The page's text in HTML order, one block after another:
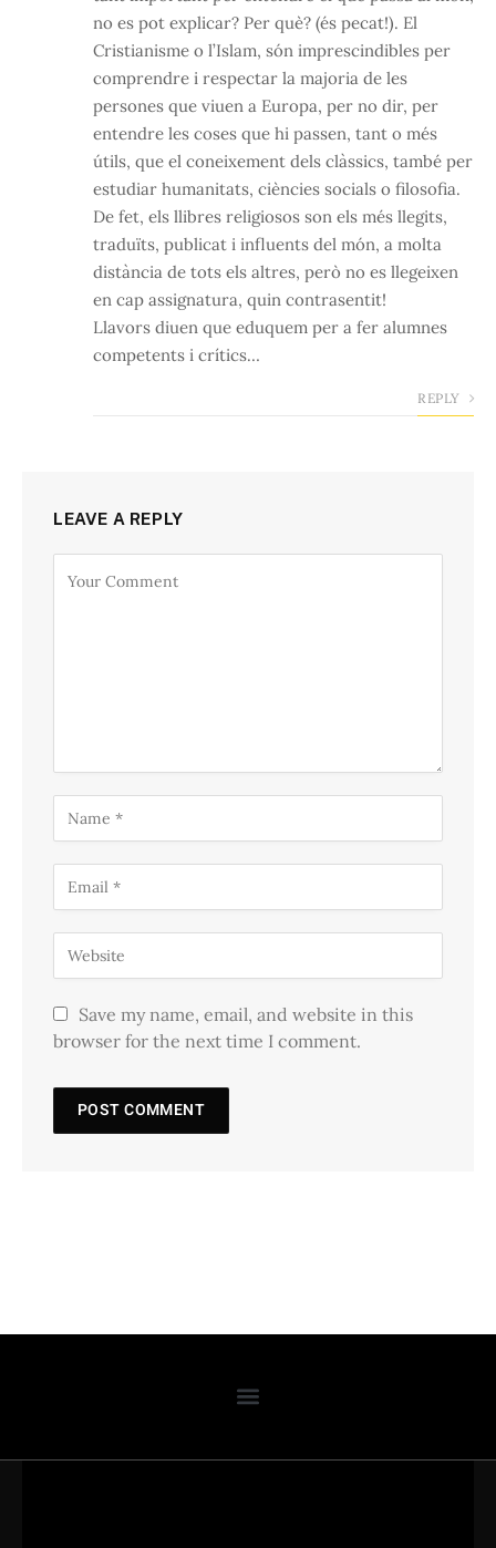
no es pot explicar? Per què? (és pecat!). El
Cristianisme o l’Islam, són imprescindibles per
comprendre i respectar la majoria de les
persones que viuen a Europa, per no dir, per
entendre les coses que hi passen, tant o més
útils, que el coneixement dels clàssics, també per
estudiar humanitats, ciències socials o filosofia.
De fet, els llibres religiosos son els més llegits,
traduïts, publicat i influents del món, a molta
distància de tots els altres, però no es llegeixen
en cap assignatura, quin contrasentit!
Llavors diuen que eduquem per a fer alumnes
competents i crítics…
REPLY
LEAVE A REPLY
Save my name, email, and website in this
browser for the next time I comment.